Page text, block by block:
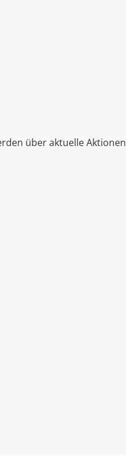
über aktuelle Aktionen